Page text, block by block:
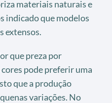
materiais naturais e
indicado que modelos
extensos.
que preza por
pode preferir uma
que a produção
variações. No